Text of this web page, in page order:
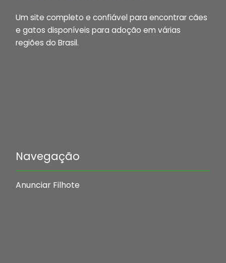
Um site completo e confiável para encontrar cães
e gatos disponíveis para adoção em várias
regiões do Brasil.
Navegação
Anunciar Filhote